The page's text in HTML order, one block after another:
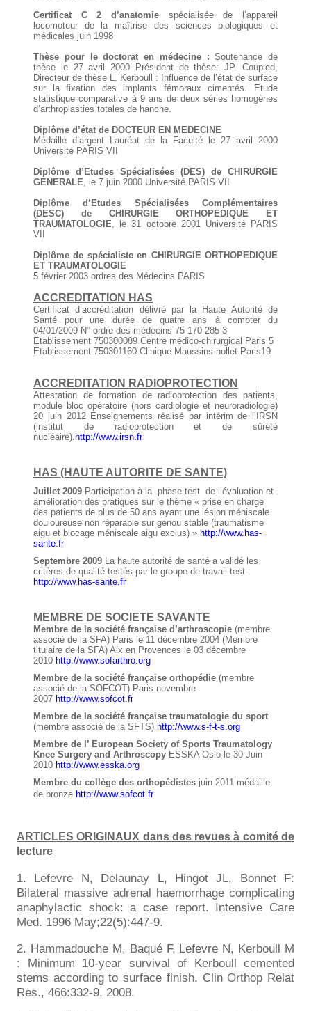
Certificat C 2 d’anatomie spécialisée de l’appareil
locomoteur de la maîtrise des sciences biologiques et
médicales juin 1998
Thèse pour le doctorat en médecine :Soutenance de
thèse le 27 avril 2000 Président de thèse: JP. Coupied,
Directeur de thèse L. Kerboull : Influence de l’état de surface
sur la fixation des implants fémoraux cimentés. Etude
statistique comparative à 9 ans de deux séries homogènes
d’arthroplasties totales de hanche.
Diplôme d’état de DOCTEUR EN MEDECINE
Médaille d’argent Lauréat de la Faculté le 27 avril 2000
Université PARIS VII
Diplôme d’Etudes Spécialisées (DES) de CHIRURGIE
GENERALE , le 7 juin 2000 Université PARIS VII
Diplôme d’Etudes Spécialisées Complémentaires
(DESC) de CHIRURGIE ORTHOPEDIQUE ET
TRAUMATOLOGIE , le 31 octobre 2001 Université PARIS
VII
Diplôme de spécialiste en CHIRURGIE ORTHOPEDIQUE
ET TRAUMATOLOGIE
5 février 2003 ordres des Médecins PARIS
ACCREDITATION HAS
Certificat d’accréditation délivré par la Haute Autorité de
Santé pour une durée de quatre ans à compter du
04/01/2009 N° ordre des médecins 75 170 285 3
Etablissement 750300089 Centre médico-chirurgical Paris 5
Etablissement 750301160 Clinique Maussins-nollet Paris19
ACCREDITATION RADIOPROTECTION
Attestation de formation de radioprotection des patients,
module bloc opératoire (hors cardiologie et neuroradiologie)
20 juin 2012 Enseignements réalisé par intérim de l’IRSN
(institut de radioprotection et de sûreté
nucléaire). http://www.irsn.fr
HAS (HAUTE AUTORITE DE SANTE)
Juillet 2009 Participation à la phase test de l’évaluation et
amélioration des pratiques sur le thème « prise en charge
des patients de plus de 50 ans ayant une lésion méniscale
douloureuse non réparable sur genou stable (traumatisme
aigu et blocage méniscale aigu exclus) » http://www.has-
sante.fr
Septembre 2009
La haute autorité de santé a validé les
critères de qualité testés par le groupe de travail test :
http://www.has-sante.fr
MEMBRE DE SOCIETE SAVANTE
Membre de la société française d’arthroscopie (membre
associé de la SFA) Paris le 11 décembre 2004 (Membre
titulaire de la SFA) Aix en Provences le 03 décembre
2010 http://www.sofarthro.org
Membre de la société française orthopédie (membre
associé de la SOFCOT) Paris novembre
2007 http://www.sofcot.fr
Membre de la société française traumatologie du sport
(membre associé de la SFTS) http://www.s-f-t-s.org
Membre de l’ European Society of Sports Traumatology
Knee Surgery and Arthroscopy ESSKA Oslo le 30 Juin
2010 http://www.esska.org
Membre du collège des orthopédistes juin 2011 médaille
de bronze http://www.sofcot.fr
ARTICLES ORIGINAUX dans des revues à comité de
lecture
1. Lefevre N, Delaunay L, Hingot JL, Bonnet F:
Bilateral massive adrenal haemorrhage complicating
anaphylactic shock: a case report. Intensive Care
Med. 1996 May;22(5):447-9.
2. Hammadouche M, Baqué F, Lefevre N, Kerboull M
: Minimum 10-year survival of Kerboull cemented
stems according to surface finish. Clin Orthop Relat
Res., 466:332-9, 2008.